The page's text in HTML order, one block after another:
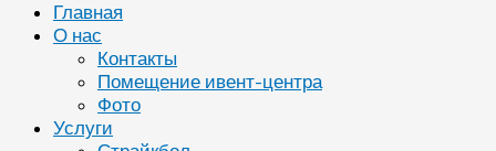
Главная
О нас
Контакты
Помещение ивент-центра
Фото
Услуги